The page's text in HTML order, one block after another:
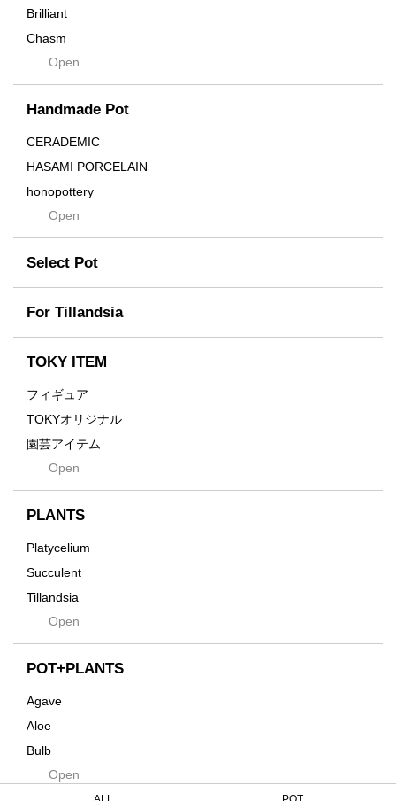
Brilliant
Chasm
Contra
Cream
Crown
Distortion
Drop
DUNE
Flames
For
Former
Fused
Earth
emeth
Enhance
Grid
Innocence
Kodama
Native
Progress
Quartz
RAKU
Open
Handmade Pot
CERADEMIC
HASAMI PORCELAIN
honopottery
nocturne
tamanhayat
TETSUYA OZAWA
Scratch
Takehiro Ito
Yuya Iha
Open
Select Pot
For Tillandsia
TOKY ITEM
フィギュア
TOKYオリジナル
園芸アイテム
土・化粧石・活力剤
インテリア・デザイン雑貨
Tシャツ・バッグ
その他
Open
PLANTS
Platycelium
Succulent
Tillandsia
SeedsOpen
POT+PLANTS
Agave
Aloe
Bulb
CactusOpen